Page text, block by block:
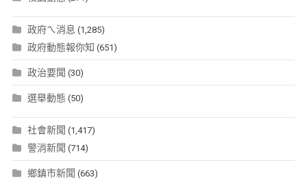
政府ㄟ消息 (1,285)
政府動態報你知 (651)
政治要聞 (30)
選舉動態 (50)
社會新聞 (1,417)
警消新聞 (714)
鄉鎮市新聞 (663)